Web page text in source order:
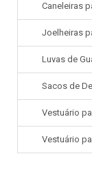
Caneleiras
Joelheiras
Luvas de
Sacos de
Vestuário
Vestuário